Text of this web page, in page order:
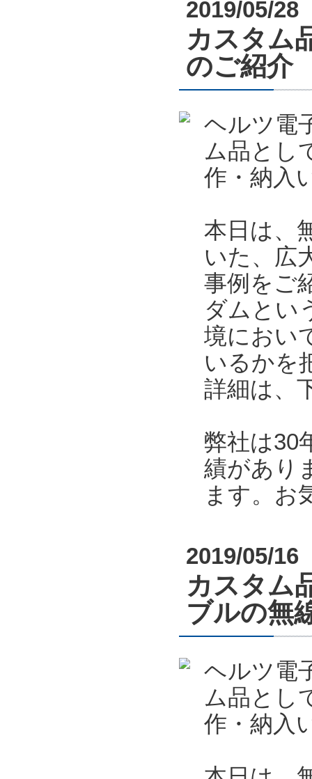
2019/05/28
カスタム
のご紹介
ヘルツ電
ム品とし
作・納入
本日は、
いた、広
事例をご
ダムとい
境におい
いるかを
詳細は、
弊社は30
績があり
ます。お
2019/05/16
カスタム
ブルの無
ヘルツ電
ム品とし
作・納入